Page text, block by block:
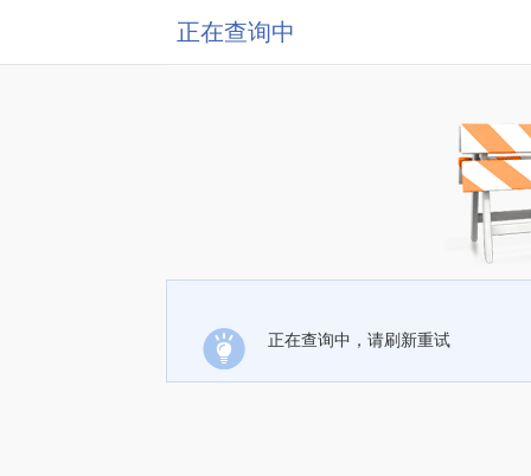
正在查询中
正在查询中，请刷新重试